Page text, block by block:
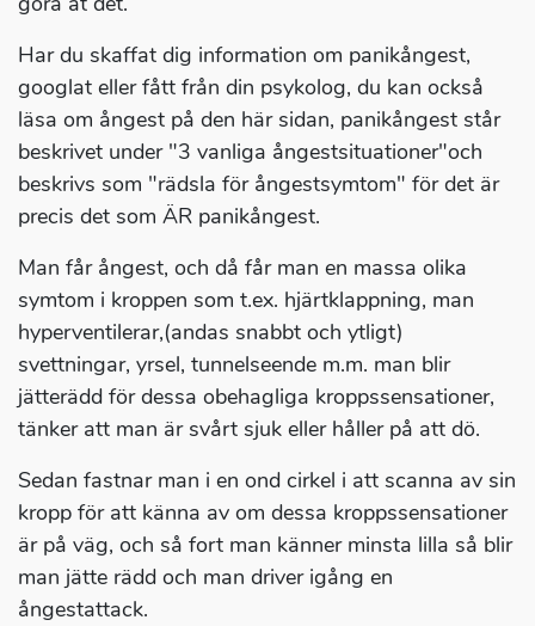
Har du skaffat dig information om panikångest,
googlat eller fått från din psykolog, du kan också
läsa om ångest på den här sidan, panikångest står
beskrivet under "3 vanliga ångestsituationer"och
beskrivs som "rädsla för ångestsymtom" för det är
precis det som ÄR panikångest.
Man får ångest, och då får man en massa olika
symtom i kroppen som t.ex. hjärtklappning, man
hyperventilerar,(andas snabbt och ytligt)
svettningar, yrsel, tunnelseende m.m. man blir
jätterädd för dessa obehagliga kroppssensationer,
tänker att man är svårt sjuk eller håller på att dö.
Sedan fastnar man i en ond cirkel i att scanna av sin
kropp för att känna av om dessa kroppssensationer
är på väg, och så fort man känner minsta lilla så blir
man jätte rädd och man driver igång en
ångestattack.